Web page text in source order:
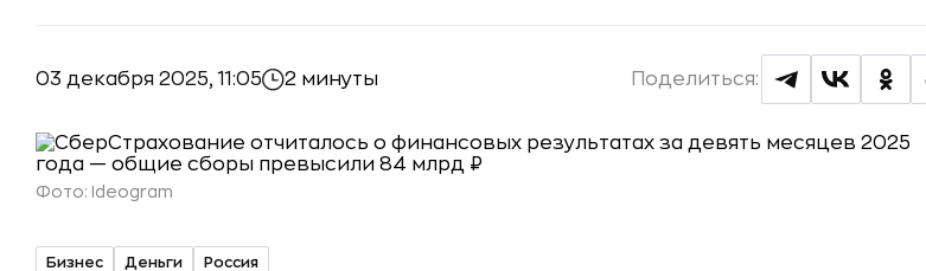
03 декабря 2025, 11:05 2 минуты Поделиться:
Фото: Ideogram
Бизнес Деньги Россия